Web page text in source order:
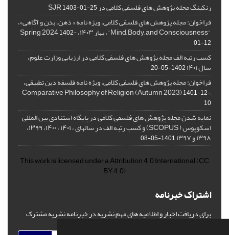
رنکینگ مجله پژوهش های فلسفی کلامی در SJR1403-01-25
فراخوان: مجله پژوهش های فلسفی کلامی، ویژه نامه « ذهن، بدن و آگاهی»،
"Mind, Body, and Consciousness"، بهار ۱۴۰۳، Spring 2024
1402-
01-12
کسب رتبه الف مجله پژوهش های فلسفی کلامی در ارزیابی وزارت علوم،
سال ۱۴۰۱ 1402-05-20
فراخوان: مجله پژوهش های فلسفی کلامی، ویژه نامه فلسفه دین تطبیقی،
,Comparative Philosophy of Religion (Autumn 2023)
1401-12-
10
نمایه شدن مجله پژوهش های فلسفی کلامی در پایگاه استنادی بین المللی
اسکوپوس ( SCOPUS) و کسب رتبه الف در سالهای ، ۱۴۰۱ ، ۱۴۰۰، ۱۳۹۹،
۱۳۹۸ و ۱۳۹۷ 1401-05-08
This work is licensed under aAttribution 4.0 International(CC
BY 4.0)
اشتراک خبرنامه
برای دریافت اخبار و اطلاعیه های مهم نشریه در خبرنامه نشریه مشترک